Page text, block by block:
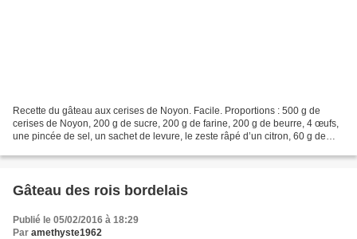
Recette du gâteau aux cerises de Noyon. Facile. Proportions : 500 g de
cerises de Noyon, 200 g de sucre, 200 g de farine, 200 g de beurre, 4 œufs,
une pincée de sel, un sachet de levure, le zeste râpé d’un citron, 60 g de
Gâteau des rois bordelais
Publié le 05/02/2016 à 18:29
Par amethyste1962